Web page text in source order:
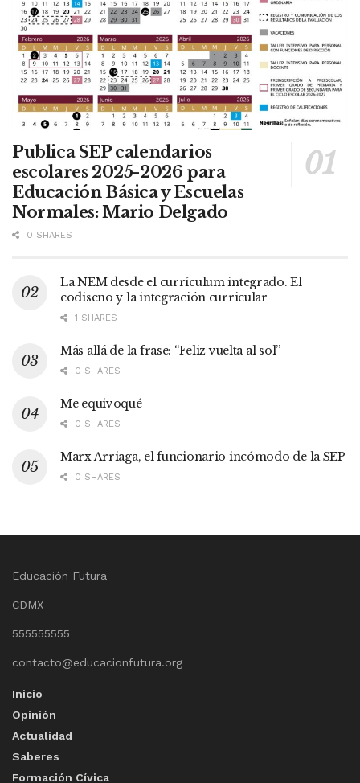
Publica SEP calendarios
escolares 2025-2026 para
Educación Básica y Escuelas
Normales: Mario Delgado
0 SHARES
La NEM desde el currículum integrado. El
codiseño y la integración curricular
1 SHARES
Más allá de la frase: “Feliz vuelta al sol”
0 SHARES
Me equivoqué
0 SHARES
Marx Arriaga, el funcionario incómodo de la SEP
0 SHARES
Educación Futura
CDMX
555555555
contacto@educacionfutura.org
Inicio
Opinión
Actualidad
Saberes
Formación Cívica